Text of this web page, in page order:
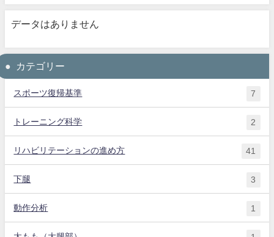
データはありません
カテゴリー
スポーツ復帰基準 7
トレーニング科学 2
リハビリテーションの進め方 41
下腿 3
動作分析 1